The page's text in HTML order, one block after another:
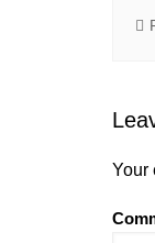
Your